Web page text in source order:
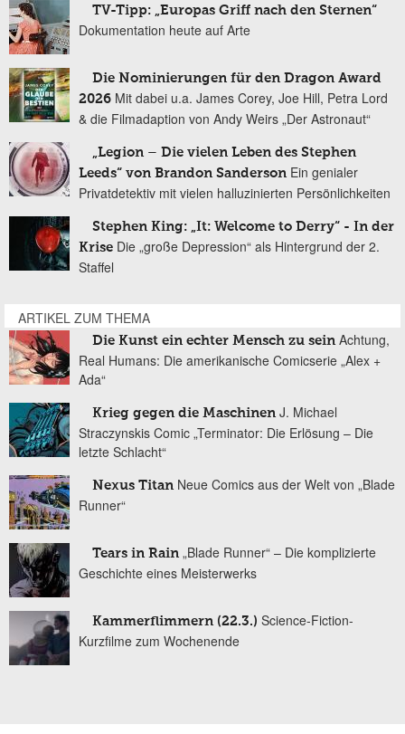
TV-Tipp: „Europas Griff nach den Sternen“
Dokumentation heute auf Arte
Die Nominierungen für den Dragon Award
2026 Mit dabei u.a. James Corey, Joe Hill, Petra Lord
& die Filmadaption von Andy Weirs „Der Astronaut“
„Legion – Die vielen Leben des Stephen
Leeds“ von Brandon Sanderson Ein genialer
Privatdetektiv mit vielen halluzinierten Persönlichkeiten
Stephen King: „It: Welcome to Derry“ - In der
Krise Die „große Depression“ als Hintergrund der 2.
Staffel
ARTIKEL ZUM THEMA
Die Kunst ein echter Mensch zu sein Achtung,
Real Humans: Die amerikanische Comicserie „Alex +
Ada“
Krieg gegen die Maschinen J. Michael
Straczynskis Comic „Terminator: Die Erlösung – Die
letzte Schlacht“
Nexus Titan Neue Comics aus der Welt von „Blade
Runner“
Tears in Rain „Blade Runner“ – Die komplizierte
Geschichte eines Meisterwerks
Kammerflimmern (22.3.) Science-Fiction-
Kurzfilme zum Wochenende